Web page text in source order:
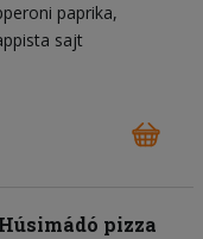
paprika
sajt
pizza